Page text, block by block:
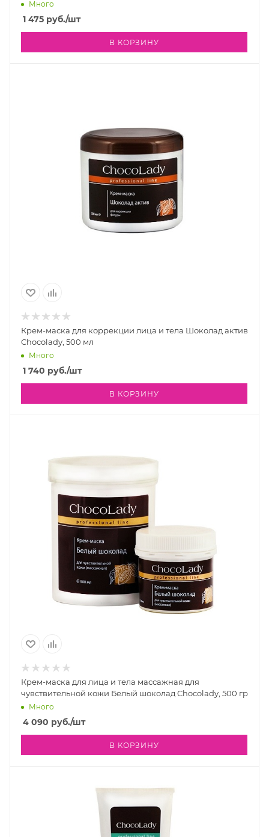
Много
1 475 руб./шт
В КОРЗИНУ
Крем-маска для коррекции лица и тела Шоколад актив
Chocolady, 500 мл
Много
1 740 руб./шт
В КОРЗИНУ
Крем-маска для лица и тела массажная для
чувствительной кожи Белый шоколад Chocolady, 500 гр
Много
4 090 руб./шт
В КОРЗИНУ